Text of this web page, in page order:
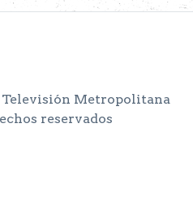
Televisión Metropolitana
reservados